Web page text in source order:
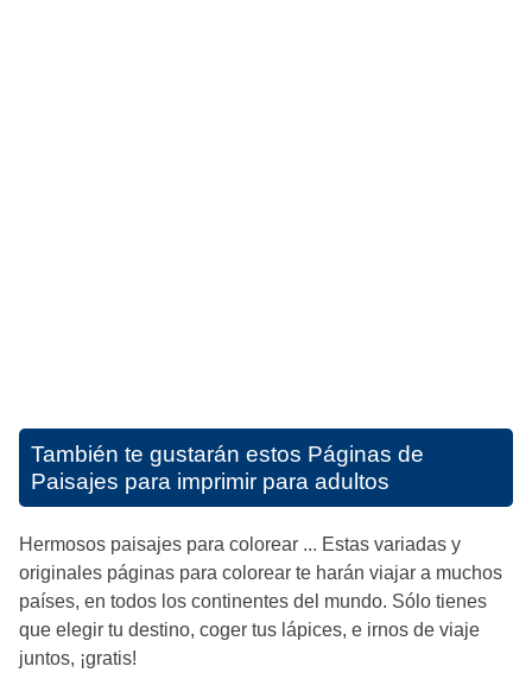
También te gustarán estos Páginas de
Paisajes para imprimir para adultos
Hermosos paisajes para colorear ... Estas variadas y
originales páginas para colorear te harán viajar a muchos
países, en todos los continentes del mundo. Sólo tienes
que elegir tu destino, coger tus lápices, e irnos de viaje
juntos, ¡gratis!